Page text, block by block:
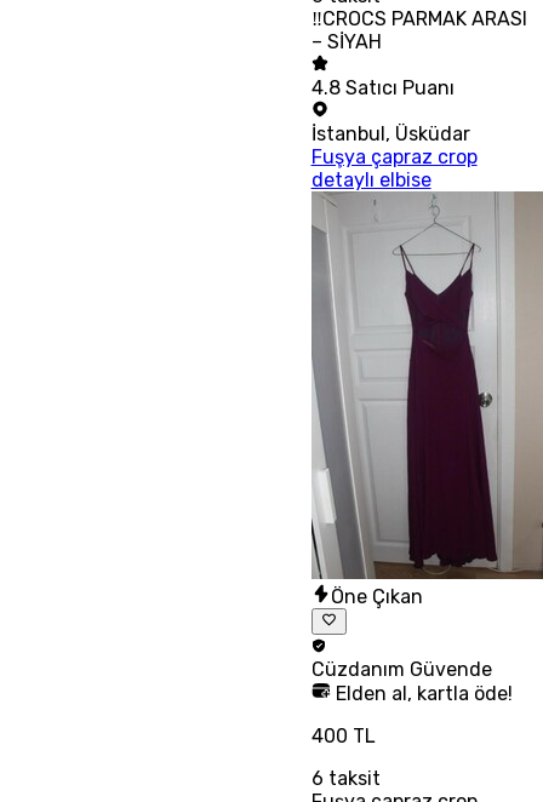
‼CROCS PARMAK ARASI
– SİYAH
4.8 Satıcı Puanı
İstanbul, Üsküdar
Fuşya çapraz crop
detaylı elbise
Öne Çıkan
Cüzdanım Güvende
Elden al, kartla öde!
400 TL
6 taksit